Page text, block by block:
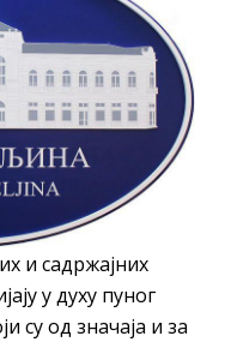
и садржајних
у духу пуног
су од значаја и за